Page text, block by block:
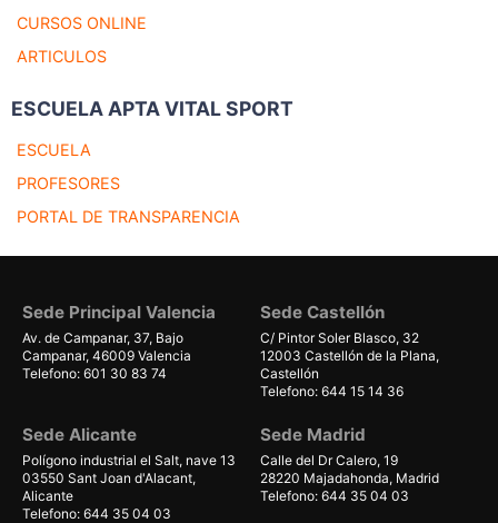
CURSOS ONLINE
ARTICULOS
ESCUELA APTA VITAL SPORT
ESCUELA
PROFESORES
PORTAL DE TRANSPARENCIA
Sede Principal Valencia
Av. de Campanar, 37, Bajo
Campanar, 46009 Valencia
Telefono: 601 30 83 74
Sede Castellón
C/ Pintor Soler Blasco, 32
12003 Castellón de la Plana,
Castellón
Telefono: 644 15 14 36
Sede Alicante
Polígono industrial el Salt, nave 13
03550 Sant Joan d'Alacant,
Alicante
Telefono: 644 35 04 03
Sede Madrid
Calle del Dr Calero, 19
28220 Majadahonda, Madrid
Telefono: 644 35 04 03